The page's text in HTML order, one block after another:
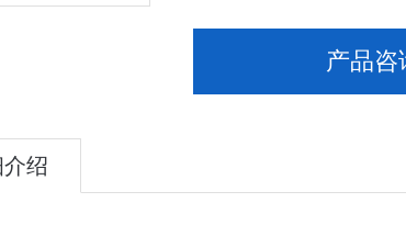
产品咨
绍